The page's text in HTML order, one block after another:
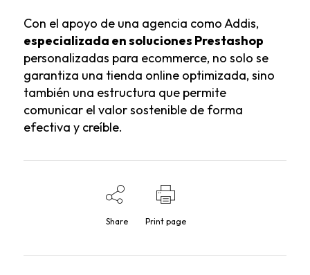
Con el apoyo de una agencia como Addis,
especializada en soluciones Prestashop
personalizadas para ecommerce, no solo se
garantiza una tienda online optimizada, sino
también una estructura que permite
comunicar el valor sostenible de forma
efectiva y creíble.
Share Print page